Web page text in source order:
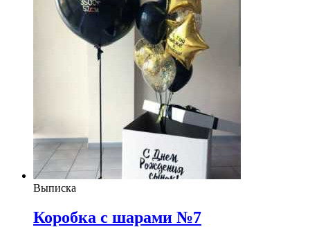
Выписка
Коробка с шарами №7